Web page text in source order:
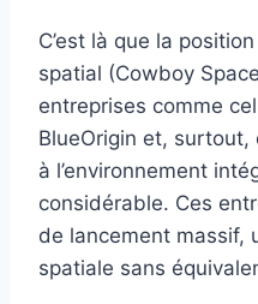
C’est là que la
spatial (Cowboy
entreprises comme
BlueOrigin et, surtout,
à l’environnement
considérable. Ces
de lancement massif,
spatiale sans